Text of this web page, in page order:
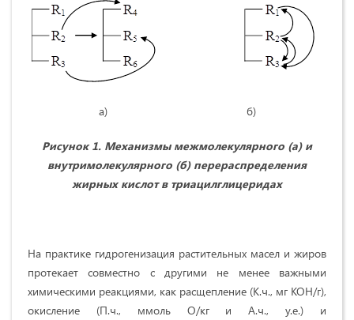
а) б)
Рисунок 1. Механизмы межмолекулярного (а) и
внутримолекулярного (б) перераспределения
жирных кислот в триацилглицеридах
На практике гидрогенизация растительных масел и жиров
протекает совместно с другими не менее важными
химическими реакциями, как расщепление (К.ч., мг КОН/г),
окисление (П.ч., ммоль О/кг и А.ч., у.е.) и